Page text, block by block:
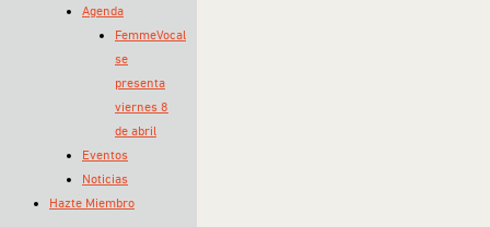
Agenda
FemmeVocal
se
presenta
viernes 8
de abril
Eventos
Noticias
Hazte Miembro